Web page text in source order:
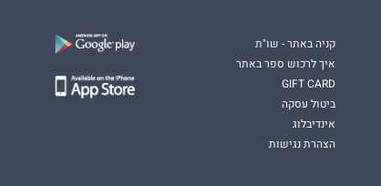
קניה באתר - שו"ת
איך לרכוש ספר באתר
GIFT CARD
ביטול עסקה
אינדיבלוג
הצהרת נגישות